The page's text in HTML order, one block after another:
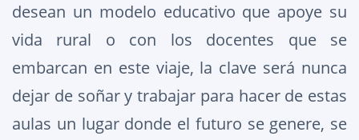
desean un modelo educativo que apoye su
vida rural o con los docentes que se
embarcan en este viaje, la clave será nunca
dejar de soñar y trabajar para hacer de estas
aulas un lugar donde el futuro se genere, se